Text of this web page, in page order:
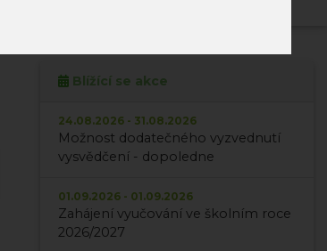
Blížící se akce
24.08.2026 - 31.08.2026
Možnost dodatečného vyzvednutí
vysvědčení - dopoledne
01.09.2026 - 01.09.2026
Zahájení vyučování ve školním roce
2026/2027